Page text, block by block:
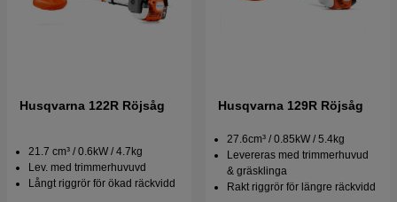
Husqvarna 122R Röjsåg
21.7 cm³ / 0.6kW / 4.7kg
Lev. med trimmerhuvuvd
Långt riggrör för ökad räckvidd
Husqvarna 129R Röjsåg
27.6cm³ / 0.85kW / 5.4kg
Levereras med trimmerhuvud
& gräsklinga
Rakt riggrör för längre räckvidd